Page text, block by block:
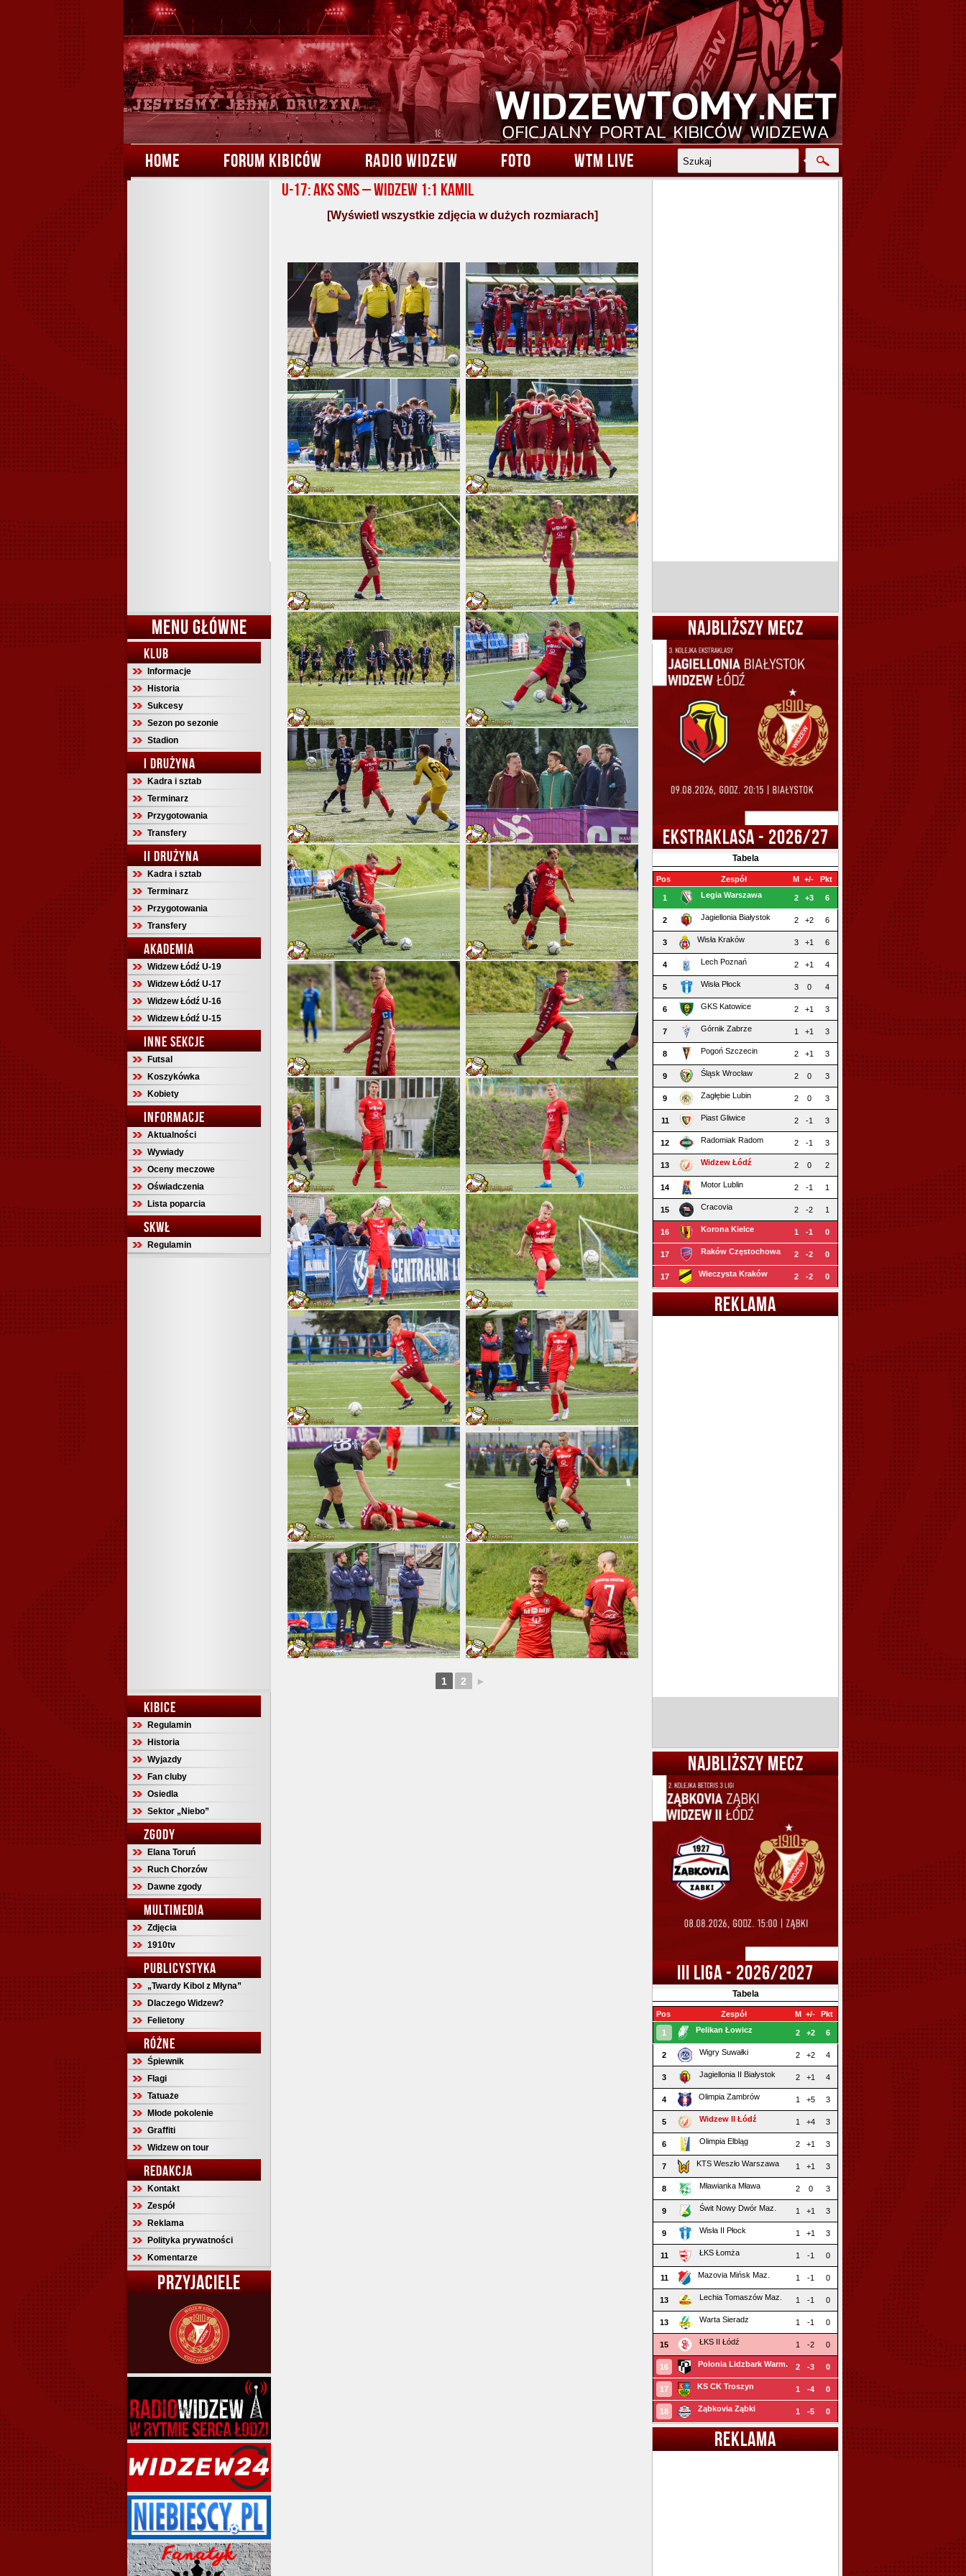
HOME FORUM KIBICÓW RADIO WIDZEW FOTO WTM LIVE
MENU GŁÓWNE
KLUB
Informacje
Historia
Sukcesy
Sezon po sezonie
Stadion
I DRUŻYNA
Kadra i sztab
Terminarz
Przygotowania
Transfery
II DRUŻYNA
Kadra i sztab
Terminarz
Przygotowania
Transfery
AKADEMIA
Widzew Łódź U-19
Widzew Łódź U-17
Widzew Łódź U-16
Widzew Łódź U-15
INNE SEKCJE
Futsal
Koszykówka
Kobiety
INFORMACJE
Aktualności
Wywiady
Oceny meczowe
Oświadczenia
Lista poparcia
SKWŁ
Regulamin
KIBICE
Regulamin
Historia
Wyjazdy
Fan cluby
Osiedla
Sektor „Niebo”
ZGODY
Elana Toruń
Ruch Chorzów
Dawne zgody
MULTIMEDIA
Zdjęcia
1910tv
PUBLICYSTYKA
„Twardy Kibol z Młyna”
Dlaczego Widzew?
Felietony
RÓŻNE
Śpiewnik
Flagi
Tatuaże
Młode pokolenie
Graffiti
Widzew on tour
REDAKCJA
Kontakt
Zespół
Reklama
Polityka prywatności
Komentarze
PRZYJACIELE
U-17: AKS SMS – Widzew 1:1 Kamil
[Wyświetl wszystkie zdjęcia w dużych rozmiarach]
1 2 ►
NAJBLIŻSZY MECZ
EKSTRAKLASA - 2026/27
Tabela
Pos Zespół M +/- Pkt
1 Legia Warszawa 2 +3 6
2 Jagiellonia Białystok 2 +2 6
3 Wisła Kraków 3 +1 6
4 Lech Poznań 2 +1 4
5 Wisła Płock 3 0 4
6 GKS Katowice 2 +1 3
7 Górnik Zabrze 1 +1 3
8 Pogoń Szczecin 2 +1 3
9 Śląsk Wrocław 2 0 3
9 Zagłębie Lubin 2 0 3
11 Piast Gliwice 2 -1 3
12 Radomiak Radom 2 -1 3
13 Widzew Łódź 2 0 2
14 Motor Lublin 2 -1 1
15 Cracovia 2 -2 1
16 Korona Kielce 1 -1 0
17 Raków Częstochowa 2 -2 0
17 Wieczysta Kraków 2 -2 0
REKLAMA
NAJBLIŻSZY MECZ
III LIGA - 2026/2027
Tabela
Pos Zespół M +/- Pkt
1 Pelikan Łowicz 2 +2 6
2 Wigry Suwałki 2 +2 4
3 Jagiellonia II Białystok 2 +1 4
4 Olimpia Zambrów 1 +5 3
5 Widzew II Łódź 1 +4 3
6 Olimpia Elbląg 2 +1 3
7 KTS Weszło Warszawa 1 +1 3
8 Mławianka Mława 2 0 3
9 Świt Nowy Dwór Maz. 1 +1 3
9 Wisła II Płock 1 +1 3
11 ŁKS Łomża 1 -1 0
11 Mazovia Mińsk Maz. 1 -1 0
13 Lechia Tomaszów Maz. 1 -1 0
13 Warta Sieradz 1 -1 0
15 ŁKS II Łódź 1 -2 0
16 Polonia Lidzbark Warm. 2 -3 0
17 KS CK Troszyn 1 -4 0
18 Ząbkovia Ząbki 1 -5 0
REKLAMA